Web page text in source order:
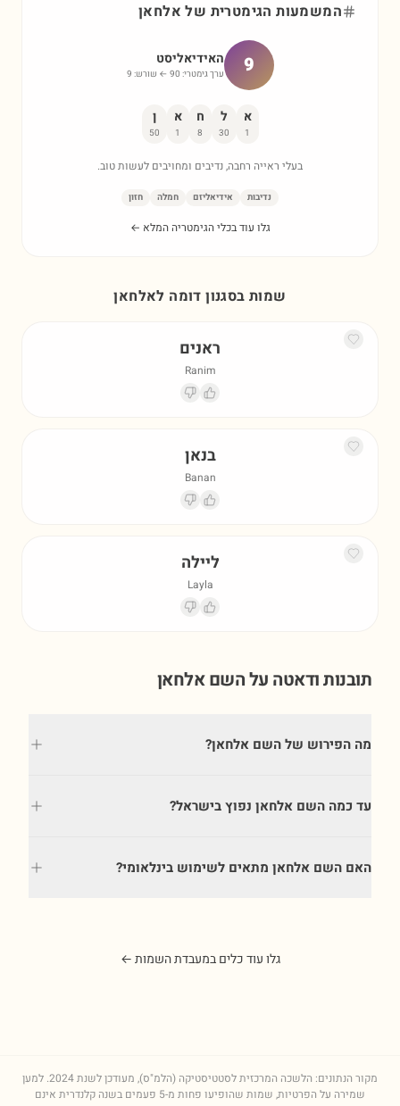
המשמעות הגימטרית של אלחאן
9 האידיאליסט
ערך גימטרי: 90 ← שורש: 9
א
1
ל
30
ח
8
א
1
ן
50
בעלי ראייה רחבה, נדיבים ומחויבים לעשות טוב.
נדיבות אידיאליזם חמלה חזון
גלו עוד בכלי הגימטריה המלא ←
שמות בסגנון דומה לאלחאן
ראנים
Ranim
בנאן
Banan
ליילה
Layla
תובנות ודאטה על השםאלחאן
מה הפירוש של השם אלחאן?
עד כמה השם אלחאן נפוץ בישראל?
האם השם אלחאן מתאים לשימוש בינלאומי?
גלו עוד כלים במעבדת השמות ←
מקור הנתונים: הלשכה המרכזית לסטטיסטיקה (הלמ"ס), מעודכן לשנת2024. למען
שמירה על הפרטיות, שמות שהופיעו פחות מ-5 פעמים בשנה קלנדרית אינם